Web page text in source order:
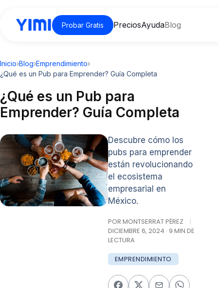
Probar Gratis PreciosAyudaBlog
Inicio›Blog›Emprendimiento›
¿Qué es un Pub para Emprender? Guía Completa
¿Qué es un Pub para
Emprender? Guía Completa
Descubre cómo los
pubs para emprender
están revolucionando
el ecosistema
empresarial en
México.
POR MONTSERRAT PÉREZ
|
DICIEMBRE 6, 2024 · 9 MIN DE
LECTURA
EMPRENDIMIENTO